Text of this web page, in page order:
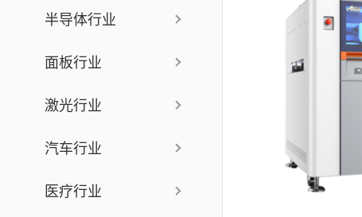
半导体行业
面板行业
激光行业
汽车行业
医疗行业